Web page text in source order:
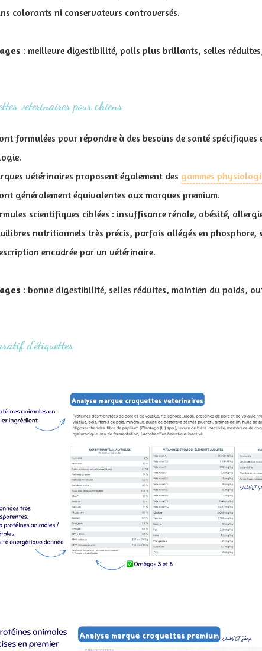
colorants ni conservateurs controversés.
: meilleure digestibilité, poils plus brillants, selles
veterinaires pour chiens
formulées pour répondre à des besoins de santé
vétérinaires proposent également des gammes
généralement équivalentes aux marques premium.
scientifiques ciblées : insuffisance rénale, obésité,
nutritionnels très précis, parfois allégés en phosphore,
encadrée par un vétérinaire.
: bonne digestibilité, selles réduites, maintien du poids,
d'étiquettes